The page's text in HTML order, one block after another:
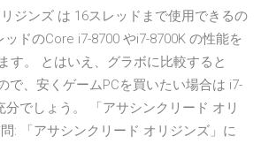
ジンズ は 16スレッドまで使用できるの
ドのCore i7-8700 やi7-8700K の性能を
す。 とはいえ、グラボに比較すると
で、安くゲームPCを買いたい場合は i7-
分でしょう。 「アサシンクリード オリ
: 「アサシンクリード オリジンズ」に